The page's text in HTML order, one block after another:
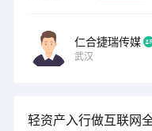
仁合捷瑞传媒
武汉
轻资产入行做互联网